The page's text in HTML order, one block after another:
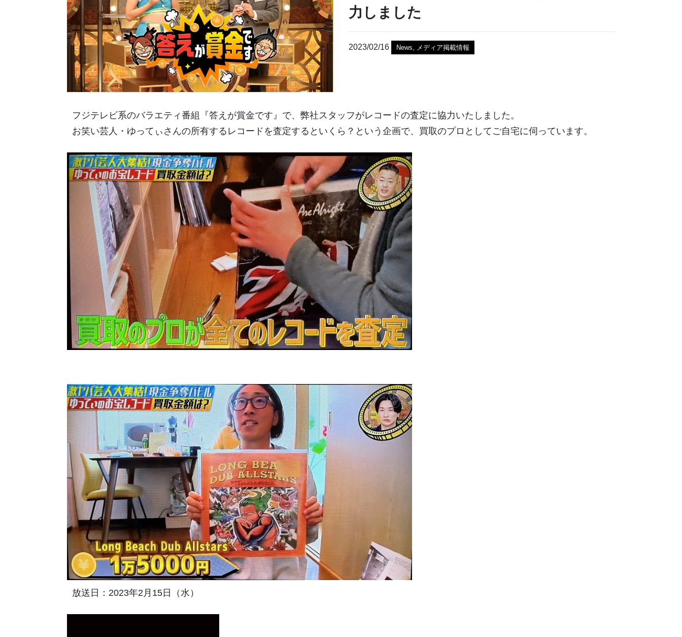
力しました
2023/02/16 News, メディア掲載情報
フジテレビ系のバラエティ番組『答えが賞金です』で、弊社スタッフがレコードの査定に協力いたしました。
お笑い芸人・ゆってぃさんの所有するレコードを査定するといくら？という企画で、買取のプロとしてご自宅に伺っています。
放送日：2023年2月15日（水）